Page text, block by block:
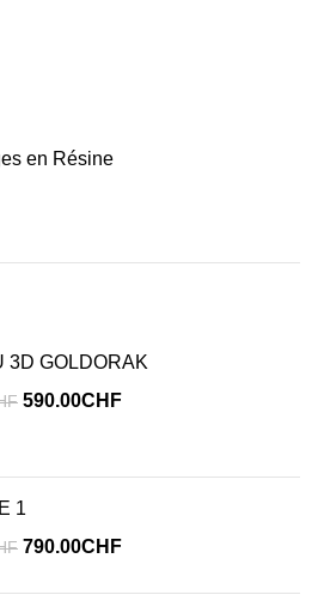
en Résine
3D GOLDORAK
Le
1,190.00CHF.
590.00CHFLe
1
Le
790.00CHFLe